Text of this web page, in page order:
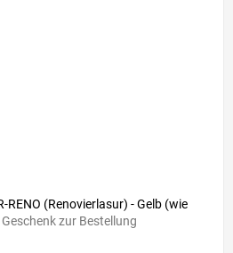
RENO (Renovierlasur) - Gelb (wie
Geschenk zur Bestellung